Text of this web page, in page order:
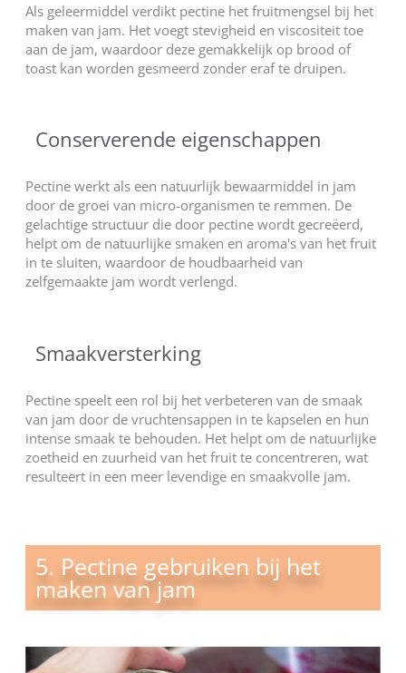
Als geleermiddel verdikt pectine het fruitmengsel bij het
maken van jam. Het voegt stevigheid en viscositeit toe
aan de jam, waardoor deze gemakkelijk op brood of
toast kan worden gesmeerd zonder eraf te druipen.
Conserverende eigenschappen
Pectine werkt als een natuurlijk bewaarmiddel in jam
door de groei van micro-organismen te remmen. De
gelachtige structuur die door pectine wordt gecreëerd,
helpt om de natuurlijke smaken en aroma's van het fruit
in te sluiten, waardoor de houdbaarheid van
zelfgemaakte jam wordt verlengd.
Smaakversterking
Pectine speelt een rol bij het verbeteren van de smaak
van jam door de vruchtensappen in te kapselen en hun
intense smaak te behouden. Het helpt om de natuurlijke
zoetheid en zuurheid van het fruit te concentreren, wat
resulteert in een meer levendige en smaakvolle jam.
5. Pectine gebruiken bij het
maken van jam